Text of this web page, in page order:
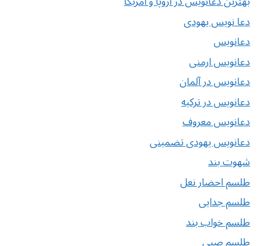
دعا نویس یهودی
دعانویس
دعانویس ارمنی
دعانویس در آلمان
دعانویس در ترکیه
دعانویس معروف
دعانویس یهودی تضمینی
شهوت بند
طلسم احضار نعل
طلسم جدایی
طلسم خواب بند